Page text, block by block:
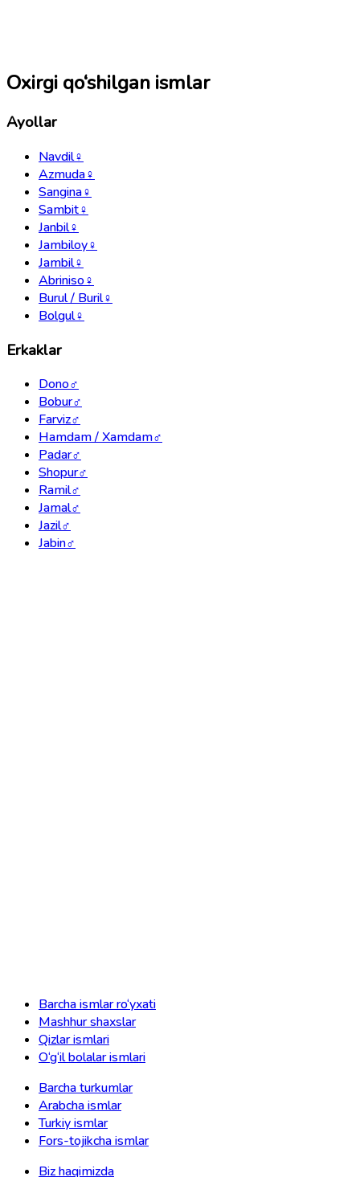
Oxirgi qo‘shilgan ismlar
Ayollar
Navdil♀
Azmuda♀
Sangina♀
Sambit♀
Janbil♀
Jambiloy♀
Jambil♀
Abriniso♀
Burul / Buril♀
Bolgul♀
Erkaklar
Dono♂
Bobur♂
Farviz♂
Hamdam / Xamdam♂
Padar♂
Shopur♂
Ramil♂
Jamal♂
Jazil♂
Jabin♂
Barcha ismlar ro‘yxati
Mashhur shaxslar
Qizlar ismlari
O‘g‘il bolalar ismlari
Barcha turkumlar
Arabcha ismlar
Turkiy ismlar
Fors-tojikcha ismlar
Biz haqimizda